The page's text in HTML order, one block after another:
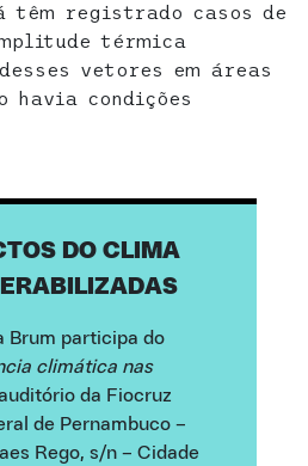
têm registrado casos de
térmica
vetores em áreas
havia condições
DO CLIMA
Brum participa do
climática nas
da Fiocruz
de Pernambuco –
Rego, s/n – Cidade